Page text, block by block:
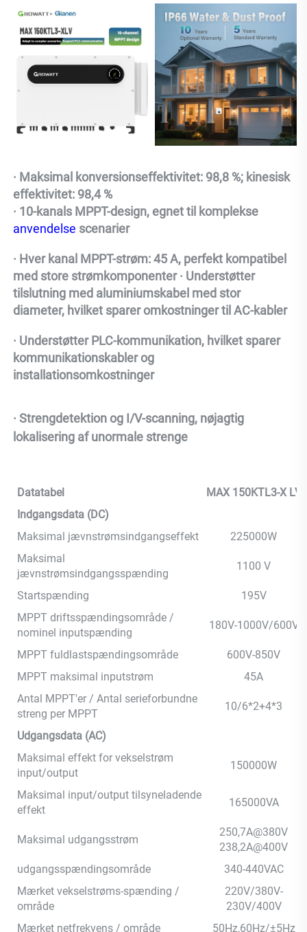
· Maksimal konversionseffektivitet: 98,8 %; kinesisk
effektivitet: 98,4 %
anvendelse scenarier
· Hver kanal MPPT-strøm: 45 A, perfekt kompatibel
med store strømkomponenter · Understøtter
tilslutning med aluminiumskabel med stor
diameter, hvilket sparer omkostninger til AC-kabler
· Understøtter PLC-kommunikation, hvilket sparer
kommunikationskabler og
installationsomkostninger
· Strengdetektion og I/V-scanning, nøjagtig
lokalisering af unormale strenge
Datatabel
MAX 150KTL3-X LV
Indgangsdata (DC)
Maksimal jævnstrømsindgangseffekt
225000W
Maksimal
jævnstrømsindgangsspænding
1100 V
Startspænding
195V
MPPT driftsspændingsområde /
nominel inputspænding
180V-1000V/600V
MPPT fuldlastspændingsområde
600V-850V
MPPT maksimal inputstrøm
45A
Antal MPPT'er / Antal serieforbundne
streng per MPPT
10/6*2+4*3
Udgangsdata (AC)
Maksimal effekt for vekselstrøm
input/output
150000W
Maksimal input/output tilsyneladende
effekt
165000VA
Maksimal udgangsstrøm
250,7A@380V
238,2A@400V
udgangsspændingsområde
340-440VAC
Mærket vekselstrøms-spænding /
område
220V/380V-
230V/400V
Mærket netfrekvens / område
50Hz,60Hz/±5Hz